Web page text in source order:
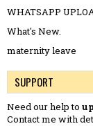
WHATSAPP
What's New.
maternity leave
SUPPORT
Need our help to
Contact me with